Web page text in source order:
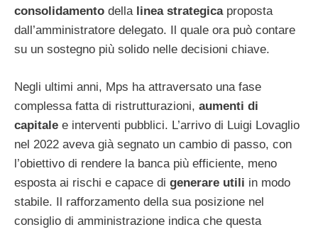
consolidamento della linea strategicaproposta
dall’amministratore delegato. Il quale ora può contare
su un sostegno più solido nelle decisioni chiave.
Negli ultimi anni, Mps ha attraversato una fase
complessa fatta di ristrutturazioni, aumenti di
capitale e interventi pubblici. L’arrivo di Luigi Lovaglio
nel 2022 aveva già segnato un cambio di passo, con
l’obiettivo di rendere la banca più efficiente, meno
esposta ai rischi e capace di generare utili in modo
stabile. Il rafforzamento della sua posizione nel
consiglio di amministrazione indica che questa